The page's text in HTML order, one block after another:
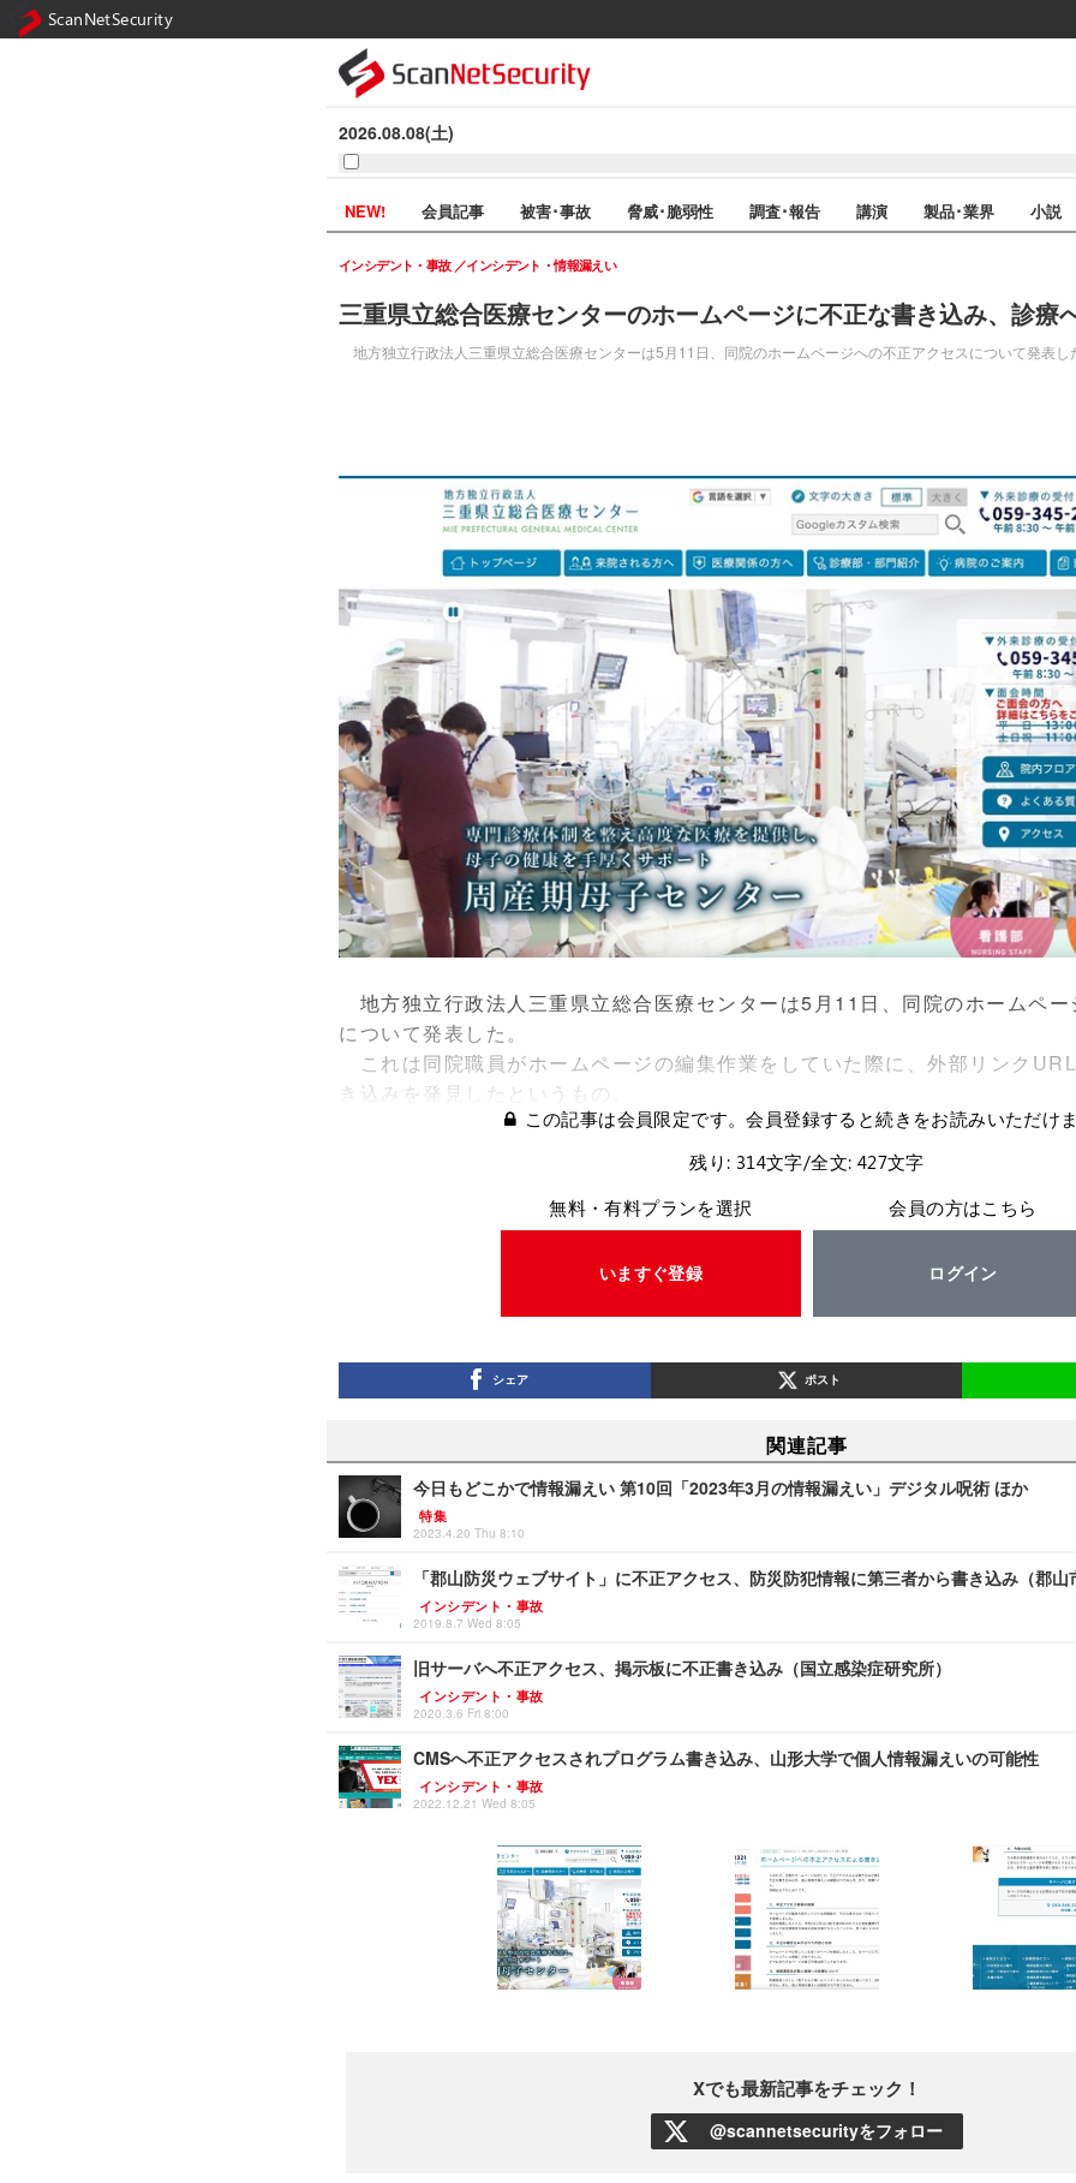
2026.08.08(土)
NEW! 会員記事 被害･事故 脅威･脆弱性 調査･報告 講演 製品･業界 小説
三重県立総合医療センターのホームページに不正な書き込み、診療
地方独立行政法人三重県立総合医療センターは5月11日、同院のホームページへの不正アクセスについて発表し
インシデント・事故 インシデント・情報漏えい
地方独立行政法人三重県立総合医療センターは5月11日、同院のホームペー
について発表した。
これは同院職員がホームページの編集作業をしていた際に、外部リンク
き込みを発見したというもの。
この記事は会員限定です。会員登録すると続きをお読みいただけま
残り: 314文字/全文: 427文字
無料・有料プランを選択
いますぐ登録
会員の方はこちら
ログイン
シェア ポスト
関連記事
今日もどこかで情報漏えい 第10回「2023年3月の情報漏えい」デジタル呪術 ほか
特集
2023.4.20 Thu 8:10
「郡山防災ウェブサイト」に不正アクセス、防災防犯情報に第三者から書き込み（郡山
インシデント・事故
2019.8.7 Wed 8:05
旧サーバへ不正アクセス、掲示板に不正書き込み（国立感染症研究所）
インシデント・事故
2020.3.6 Fri 8:00
CMSへ不正アクセスされプログラム書き込み、山形大学で個人情報漏えいの可能性
インシデント・事故
2022.12.21 Wed 8:05
Xでも最新記事をチェック！
@scannetsecurityをフォロー
ScanNetSecurity